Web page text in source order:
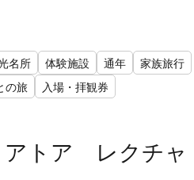
名所 体験施設 通年
家族旅行
の旅
入場・拝観券
トア レクチャ